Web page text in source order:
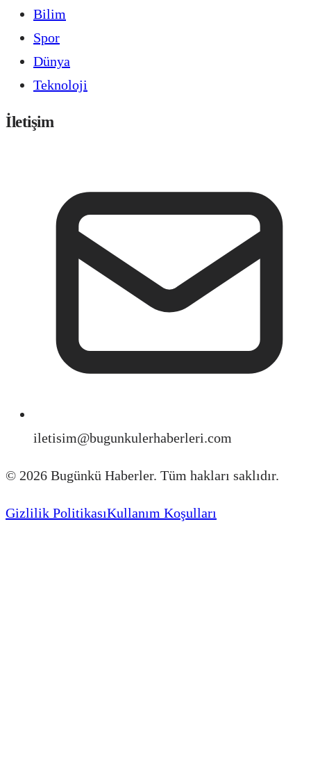
Bilim
Spor
Dünya
Teknoloji
İletişim
iletisim@bugunkulerhaberleri.com
© 2026 Bugünkü Haberler. Tüm hakları saklıdır.
Gizlilik PolitikasıKullanım Koşulları